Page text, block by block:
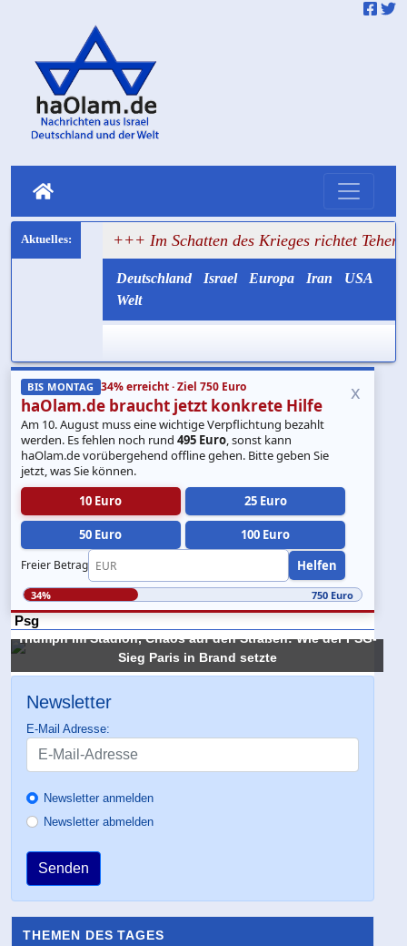
+++ Im Schatten des Krieges richtet Teheran weiter
Deutschland Israel Europa Iran
USA
Welt
BIS MONTAG 34% erreicht · Ziel 750 Euro
haOlam.de braucht jetzt konkrete Hilfe
Am 10. August muss eine wichtige Verpflichtung bezahlt
werden. Es fehlen noch rund495 Euro, sonst kann
haOlam.de vorübergehend offline gehen. Bitte geben Sie
jetzt, was Sie können.
10 Euro
25 Euro
50 Euro 100 Euro
Freier Betrag Helfen
x
34% 750 Euro
Psg
Triumph im Stadion, Chaos auf den Straßen: Wie der PSG-
Sieg Paris in Brand setzte
Newsletter
E-Mail Adresse:
Newsletter anmelden
Newsletter abmelden
Senden
THEMEN DES TAGES